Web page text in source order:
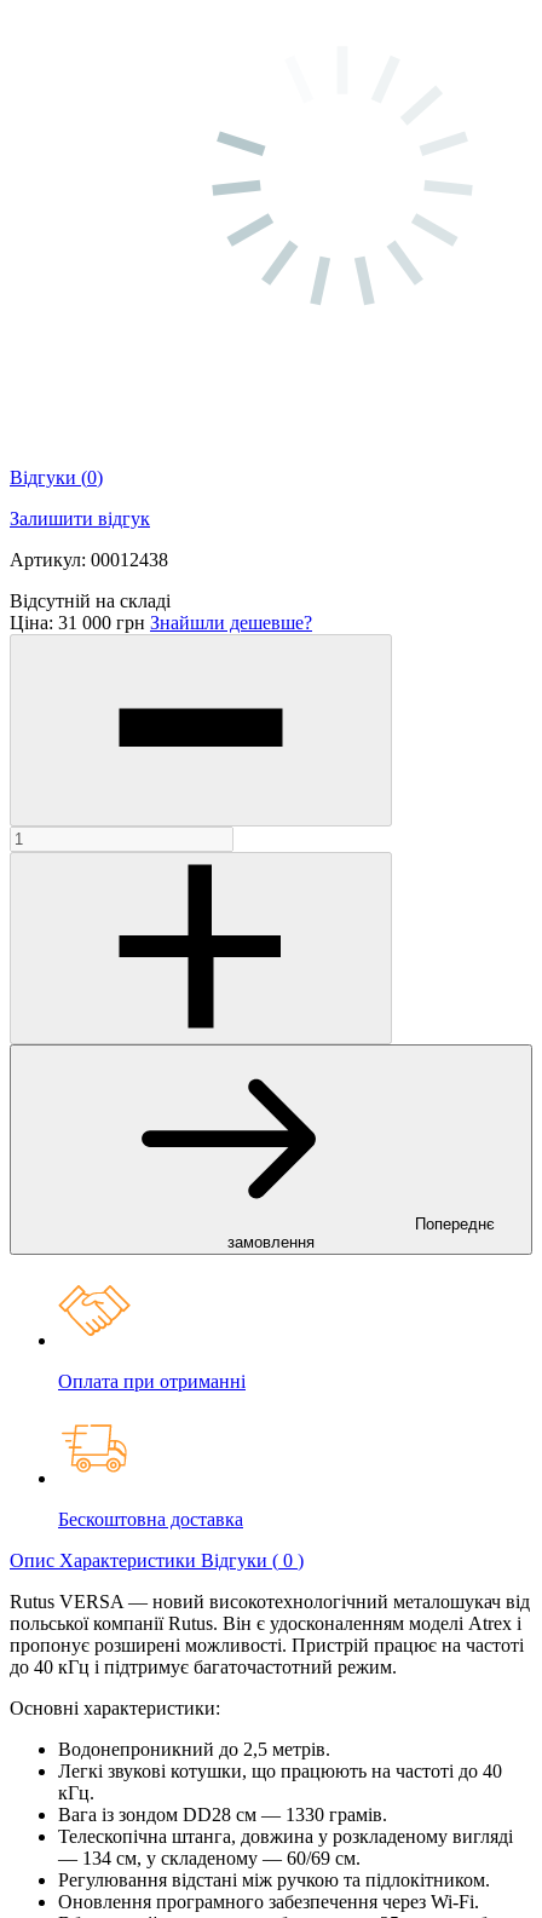
Відгуки (0)
Залишити відгук
Артикул: 00012438
Відсутній на складі
Ціна: 31 000 грн Знайшли дешевше?
Попереднє
замовлення
Оплата при отриманні
Бескоштовна доставка
Опис Характеристики Відгуки ( 0 )
Rutus VERSA — новий високотехнологічний металошукач від
польської компанії Rutus. Він є удосконаленням моделі Atrex і
пропонує розширені можливості. Пристрій працює на частоті
до 40 кГц і підтримує багаточастотний режим.
Основні характеристики:
Водонепроникний до 2,5 метрів.
Легкі звукові котушки, що працюють на частоті до 40
кГц.
Вага із зондом DD28 см — 1330 грамів.
Телескопічна штанга, довжина у розкладеному вигляді
— 134 см, у складеному — 60/69 см.
Регулювання відстані між ручкою та підлокітником.
Оновлення програмного забезпечення через Wi-Fi.